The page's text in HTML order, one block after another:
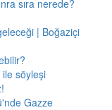
sıra nerede?
| Boğaziçi
söyleşi
Gazze